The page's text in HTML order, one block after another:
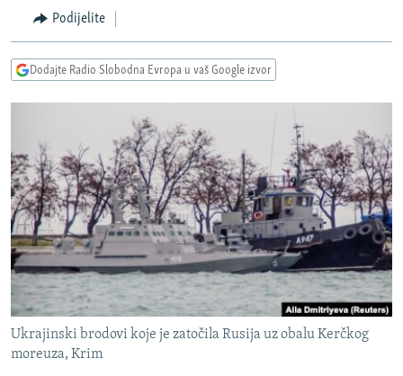
Pređite
pretragu
VIZUELNO
FOTOGALERIJE
PODCASTI
RAT U UKRAJINI
RSE PRIČE IZ SVIJETA
ISPRIČAJ MI
DNEVNO@RSE
SPECIJALI RSE
VIŠE OD NASLOVA
GENOCID U SREBRENICI
POPLAVE I KLIZIŠTA U BIH 2024.
PRATITE NAS
Podijelite
Dodajte Radio Slobodna Evropa u vaš Google izvor
Ukrajinski brodovi koje je zatočila Rusija uz obalu Kerčkog
moreuza, Krim